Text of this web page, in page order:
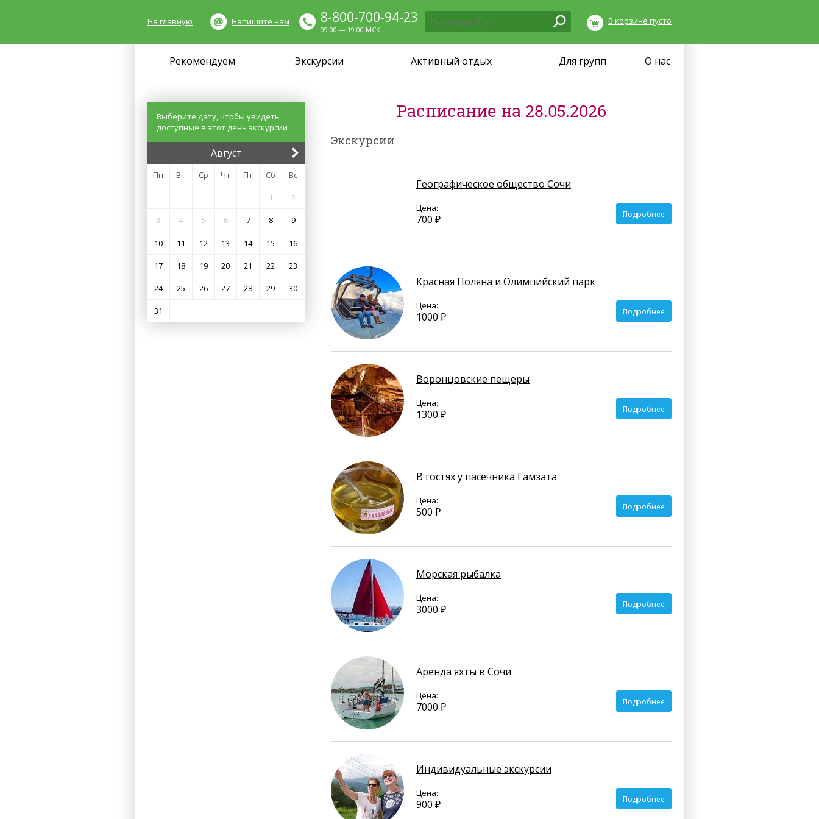
На главную Напишите нам 8-800-700-94-23
09:00 — 19:00 МСК
В корзине пусто
Рекомендуем Экскурсии Активный отдых Для групп О нас
Расписание на 28.05.2026
Экскурсии
Географическое общество Сочи
Цена:
700 ₽ Подробнее
Красная Поляна и Олимпийский парк
Цена:
1000 ₽ Подробнее
Воронцовские пещеры
Цена:
1300 ₽ Подробнее
В гостях у пасечника Гамзата
Цена:
500 ₽ Подробнее
Морская рыбалка
Цена:
3000 ₽ Подробнее
Аренда яхты в Сочи
Цена:
7000 ₽ Подробнее
Индивидуальные экскурсии
Цена:
900 ₽ Подробнее
Выберите дату, чтобы увидеть
доступные в этот день экскурсии
Август
Пн Вт Ср Чт Пт Сб Вс
1 2
3 4 5 6 7 8 9
10 11 12 13 14 15 16
17 18 19 20 21 22 23
24 25 26 27 28 29 30
31